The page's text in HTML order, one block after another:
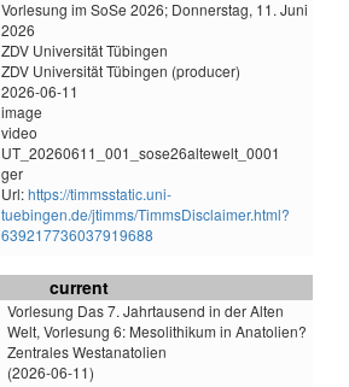
Vorlesung im SoSe 2026; Donnerstag, 11. Juni
2026
ZDV Universität Tübingen
ZDV Universität Tübingen (producer)
2026-06-11
image
video
UT_20260611_001_sose26altewelt_0001
ger
Url:https://timmsstatic.uni-
tuebingen.de/jtimms/TimmsDisclaimer.html?
639217736037919688
current
Vorlesung Das 7. Jahrtausend in der Alten
Welt, Vorlesung 6: Mesolithikum in Anatolien?
Zentrales Westanatolien
(2026-06-11)